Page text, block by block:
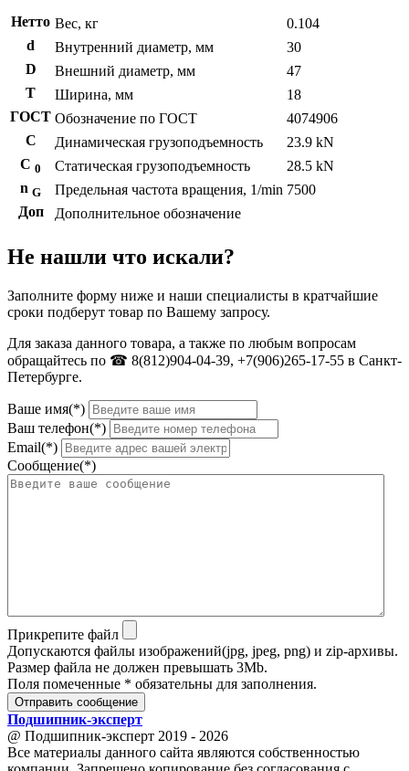
Нетто Вес, кг
0.104
d
Внутренний диаметр, мм
30
D
Внешний диаметр, мм
47
T
Ширина, мм
18
ГОСТ Обозначение по ГОСТ
4074906
C
Динамическая грузоподъемность
23.9 kN
С 0 Статическая грузоподъемность
28.5 kN
n G Предельная частота вращения, 1/min 7500
Доп
Дополнительное обозначение
Не нашли что искали?
Заполните форму ниже и наши специалисты в кратчайшие
сроки подберут товар по Вашему запросу.
Для заказа данного товара, а также по любым вопросам
обращайтесь по ☎ 8(812)904-04-39, +7(906)265-17-55 в Санкт-
Петербурге.
Ваше имя(*)
Ваш телефон(*)
Email(*)
Сообщение(*)
Прикрепите файл
Допускаются файлы изображений(jpg, jpeg, png) и zip-архивы.
Размер файла не должен превышать 3Mb.
Поля помеченные * обязательны для заполнения.
Отправить сообщение
Подшипник-эксперт
@ Подшипник-эксперт 2019 - 2026
Все материалы данного сайта являются собственностью